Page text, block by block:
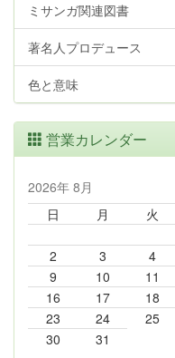
ミサンガ関連図書
著名人プロデュース
色と意味
営業カレンダー
2026年 8月
日
月 火
2
3 4
9
10 11
16
17 18
23
24 25
30
31